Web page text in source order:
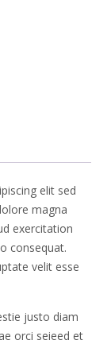
elit sed
magna
exercitation
consequat.
velit esse
justo diam
orci seieed et